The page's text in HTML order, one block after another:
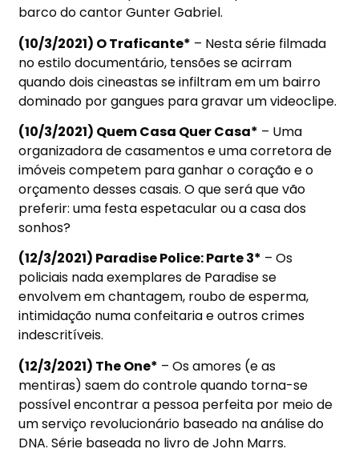
barco do cantor Gunter Gabriel.
(10/3/2021) O Traficante* – Nesta série filmada
no estilo documentário, tensões se acirram
quando dois cineastas se infiltram em um bairro
dominado por gangues para gravar um videoclipe.
(10/3/2021) Quem Casa Quer Casa* – Uma
organizadora de casamentos e uma corretora de
imóveis competem para ganhar o coração e o
orçamento desses casais. O que será que vão
preferir: uma festa espetacular ou a casa dos
sonhos?
(12/3/2021) Paradise Police: Parte 3* – Os
policiais nada exemplares de Paradise se
envolvem em chantagem, roubo de esperma,
intimidação numa confeitaria e outros crimes
indescritíveis.
(12/3/2021) The One* – Os amores (e as
mentiras) saem do controle quando torna-se
possível encontrar a pessoa perfeita por meio de
um serviço revolucionário baseado na análise do
DNA. Série baseada no livro de John Marrs.